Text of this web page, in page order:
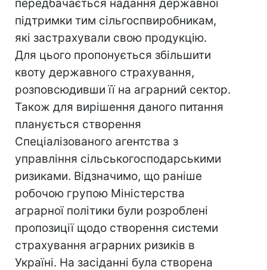
передбачається надання державної
підтримки тим сільгоспвиробникам,
які застрахували свою продукцію.
Для цього пропонується збільшити
квоту державного страхування,
розповсюдивши її на аграрний сектор.
Також для вирішення даного питання
планується створення
Спеціалізованого агентства з
управління сільськогосподарськими
ризиками. Відзначимо, що раніше
робочою групою Міністерства
аграрної політики були розроблені
пропозиції щодо створення системи
страхування аграрних ризиків в
Україні. На засіданні була створена